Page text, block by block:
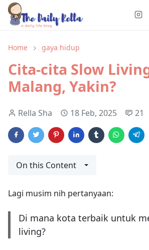
Home gaya hidup
Cita-cita Slow
Malang, Yakin?
Rella Sha 18 Feb, 2025 21
On this Content
Lagi musim nih pertanyaan:
Di mana kota terbaik untuk
living?